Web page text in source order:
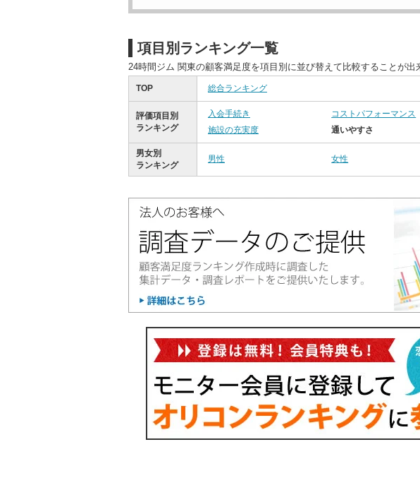
項目別ランキング一覧
24時間ジム 関東の顧客満足度を項目別に並び替えて比較することが出
TOP 総合ランキング
評価項目別
ランキング
入会手続き コストパフォーマンス
施設の充実度
通いやすさ
男女別
ランキング
男性 女性